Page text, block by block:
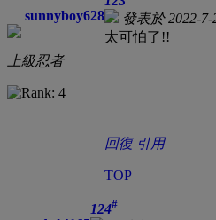
sunnyboy628
上級忍者
發表於 2022-
太可怕了!!
回復 引用
TOP
124#